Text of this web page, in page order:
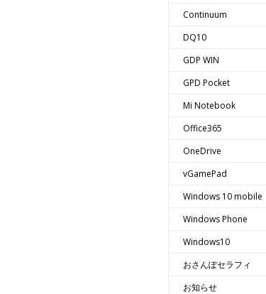
Continuum
DQ10
GDP WIN
GPD Pocket
Mi Notebook
Office365
OneDrive
vGamePad
Windows 10 mobile
Windows Phone
Windows10
おさんぽセラフィ
お知らせ